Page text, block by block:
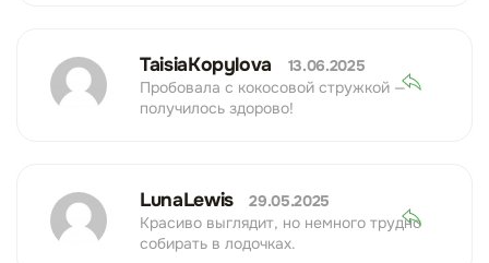
TaisiaKopylova
13.06.2025
Пробовала с кокосовой стружкой —
получилось здорово!
LunaLewis
29.05.2025
Красиво выглядит, но немного трудно
собирать в лодочках.